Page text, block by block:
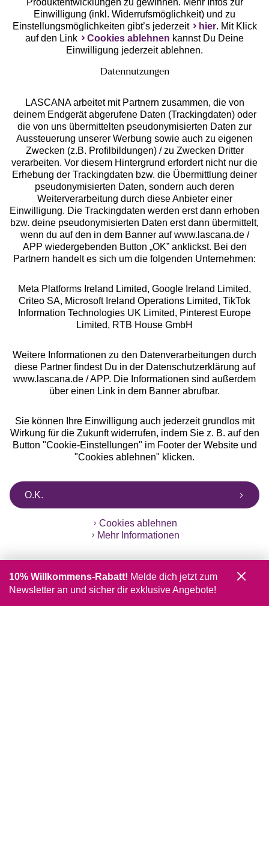
Services
Beratung
Über uns
Rechtliches
Alle Preise inkl. MwSt., zzgl.
Versandkosten
** Bonität vorausgesetzt, berechtigt zur Bonitätsprüfung
Produktentwicklungen zu gewinnen. Mehr Infos zur
Einwilligung (inkl. Widerrufsmöglichkeit) und zu
Einstellungsmöglichkeiten gibt’s jederzeit
hier. Mit Klick
auf den Link
Cookies ablehnen kannst Du Deine
Einwilligung jederzeit ablehnen.
Datennutzungen
LASCANA arbeitet mit Partnern zusammen, die von
deinem Endgerät abgerufene Daten (Trackingdaten) oder
die von uns übermittelten pseudonymisierten Daten zur
Aussteuerung unserer Werbung sowie auch zu eigenen
Zwecken (z.B. Profilbildungen) / zu Zwecken Dritter
verarbeiten. Vor diesem Hintergrund erfordert nicht nur die
Erhebung der Trackingdaten bzw. die Übermittlung deiner
pseudonymisierten Daten, sondern auch deren
Weiterverarbeitung durch diese Anbieter einer
Einwilligung. Die Trackingdaten werden erst dann erhoben
bzw. deine pseudonymisierten Daten erst dann übermittelt,
wenn du auf den in dem Banner auf www.lascana.de /
APP wiedergebenden Button „OK” anklickst. Bei den
Partnern handelt es sich um die folgenden Unternehmen:
Meta Platforms Ireland Limited, Google Ireland Limited,
Criteo SA, Microsoft Ireland Operations Limited, TikTok
Information Technologies UK Limited, Pinterest Europe
Limited, RTB House GmbH
Weitere Informationen zu den Datenverarbeitungen durch
diese Partner findest Du in der Datenschutzerklärung auf
www.lascana.de / APP. Die Informationen sind außerdem
über einen Link in dem Banner abrufbar.
Sie können Ihre Einwilligung auch jederzeit grundlos mit
Wirkung für die Zukunft widerrufen, indem Sie z. B. auf den
Button "Cookie-Einstellungen" im Footer der Website und
"Cookies ablehnen" klicken.
O.K.
Cookies ablehnen
Mehr Informationen
10% Willkommens-Rabatt! Melde dich jetzt zum
Newsletter an und sicher dir exklusive Angebote!